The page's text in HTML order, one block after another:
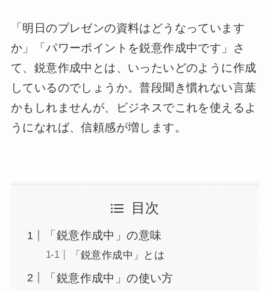
「明日のプレゼンの資料はどうなっています
か」「パワーポイントを鋭意作成中です」さ
て、鋭意作成中とは、いったいどのように作成
しているのでしょうか。普段聞き慣れない言葉
かもしれませんが、ビジネスでこれを使えるよ
うになれば、信頼感が増します。
目次
「鋭意作成中」の意味
「鋭意作成中」とは
「鋭意作成中」の使い方